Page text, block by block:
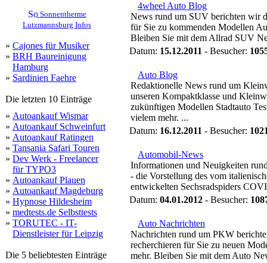
Sonnentherme
Lutzmannsburg Infos
» Cajones für Musiker
» BRH Baureinigung
Hamburg
» Sardinien Faehre
Die letzten 10 Einträge
» Autoankauf Wismar
» Autoankauf Schweinfurt
» Autoankauf Ratingen
» Tansania Safari Touren
» Dev Werk - Freelancer
für TYPO3
» Autoankauf Plauen
» Autoankauf Magdeburg
» Hypnose Hildesheim
» medtests.de Selbsttests
» TORUTEC - IT-
Dienstleister für Leipzig
Die 5 beliebtesten Einträge
4wheel Auto Blog
News rund um SUV berichten wir
für Sie zu kommenden Modellen
Bleiben Sie mit dem Allrad SUV
Datum: 15.12.2011 - Besucher:
Auto Blog
Redaktionelle News rund um
unseren Kompaktklasse und
zukünftigen Modellen Stadtauto
vielem mehr. ...
Datum: 16.12.2011 - Besucher:
Automobil-News
Informationen und Neuigkeiten
- die Vorstellung des vom
entwickelten Sechsradspiders
Datum: 04.01.2012 - Besucher:
Auto Nachrichten
Nachrichten rund um PKW
recherchieren für Sie zu neuen
mehr. Bleiben Sie mit dem Auto